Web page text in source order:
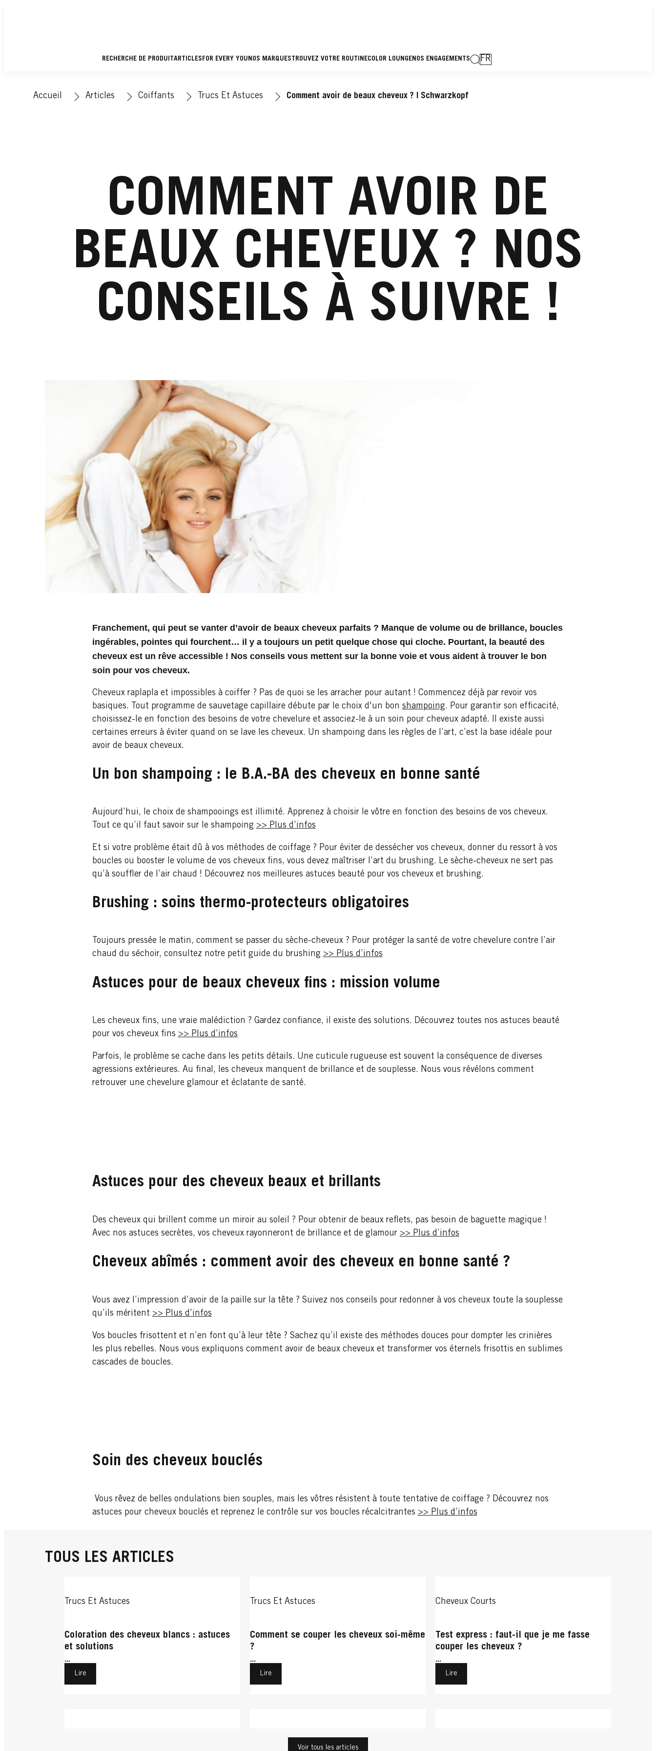
RECHERCHE DE PRODUIT ARTICLESFOR EVERY YOUNOS MARQUES TROUVEZ VOTRE ROUTINECOLOR LOUNGENOS ENGAGEMENTS FR
Accueil Articles Coiffants Trucs Et Astuces Comment avoir de beaux cheveux ? | Schwarzkopf
COMMENT AVOIR DE
BEAUX CHEVEUX ? NOS
CONSEILS À SUIVRE !
Franchement, qui peut se vanter d’avoir de beaux cheveux parfaits ? Manque de volume ou de brillance, boucles
ingérables, pointes qui fourchent… il y a toujours un petit quelque chose qui cloche. Pourtant, la beauté des
cheveux est un rêve accessible ! Nos conseils vous mettent sur la bonne voie et vous aident à trouver le bon
soin pour vos cheveux.
Cheveux raplapla et impossibles à coiffer ? Pas de quoi se les arracher pour autant ! Commencez déjà par revoir vos
basiques. Tout programme de sauvetage capillaire débute par le choix d'un bon shampoing. Pour garantir son efficacité,
choisissez-le en fonction des besoins de votre chevelure et associez-le à un soin pour cheveux adapté. Il existe aussi
certaines erreurs à éviter quand on se lave les cheveux. Un shampoing dans les règles de l’art, c’est la base idéale pour
avoir de beaux cheveux.
Un bon shampoing : le B.A.-BA des cheveux en bonne santé
Aujourd’hui, le choix de shampooings est illimité. Apprenez à choisir le vôtre en fonction des besoins de vos cheveux.
Tout ce qu’il faut savoir sur le shampoing >> Plus d’infos
Et si votre problème était dû à vos méthodes de coiffage ? Pour éviter de dessécher vos cheveux, donner du ressort à vos
boucles ou booster le volume de vos cheveux fins, vous devez maîtriser l’art du brushing. Le sèche-cheveux ne sert pas
qu’à souffler de l’air chaud ! Découvrez nos meilleures astuces beauté pour vos cheveux et brushing.
Brushing : soins thermo-protecteurs obligatoires
Toujours pressée le matin, comment se passer du sèche-cheveux ? Pour protéger la santé de votre chevelure contre l’air
chaud du séchoir, consultez notre petit guide du brushing >> Plus d’infos
Astuces pour de beaux cheveux fins : mission volume
Les cheveux fins, une vraie malédiction ? Gardez confiance, il existe des solutions. Découvrez toutes nos astuces beauté
pour vos cheveux fins >> Plus d’infos
Parfois, le problème se cache dans les petits détails. Une cuticule rugueuse est souvent la conséquence de diverses
agressions extérieures. Au final, les cheveux manquent de brillance et de souplesse. Nous vous révélons comment
retrouver une chevelure glamour et éclatante de santé.
Astuces pour des cheveux beaux et brillants
Des cheveux qui brillent comme un miroir au soleil ? Pour obtenir de beaux reflets, pas besoin de baguette magique !
Avec nos astuces secrètes, vos cheveux rayonneront de brillance et de glamour >> Plus d’infos
Cheveux abîmés : comment avoir des cheveux en bonne santé ?
Vous avez l’impression d’avoir de la paille sur la tête ? Suivez nos conseils pour redonner à vos cheveux toute la souplesse
qu’ils méritent >> Plus d’infos
Vos boucles frisottent et n’en font qu’à leur tête ? Sachez qu’il existe des méthodes douces pour dompter les crinières
les plus rebelles. Nous vous expliquons comment avoir de beaux cheveux et transformer vos éternels frisottis en sublimes
cascades de boucles.
Soin des cheveux bouclés
Vous rêvez de belles ondulations bien souples, mais les vôtres résistent à toute tentative de coiffage ? Découvrez nos
astuces pour cheveux bouclés et reprenez le contrôle sur vos boucles récalcitrantes >> Plus d’infos
TOUS LES ARTICLES
Trucs Et Astuces
Coloration des cheveux blancs : astuces
et solutions
...
Lire
Trucs Et Astuces
Comment se couper les cheveux soi-même
?
...
Lire
Cheveux Courts
Test express : faut-il que je me fasse
couper les cheveux ?
...
Lire
Cheveux BouclésVoir tous les articles